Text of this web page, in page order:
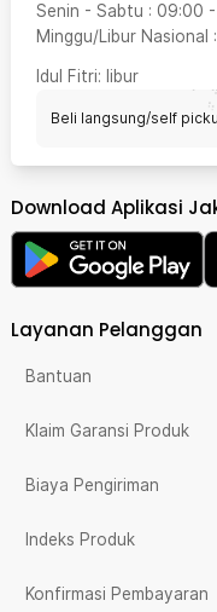
Senin - Sabtu : 09:00 -
Minggu/Libur Nasional :
Idul Fitri: libur
Beli langsung/self
Download Aplikasi
Layanan Pelanggan
Bantuan
Klaim Garansi Produk
Biaya Pengiriman
Indeks Produk
Konfirmasi Pembayaran